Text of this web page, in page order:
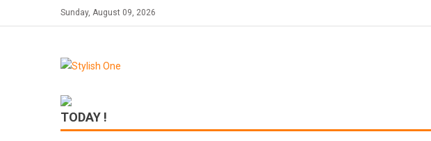
to
Sunday, August 09, 2026
TODAY !